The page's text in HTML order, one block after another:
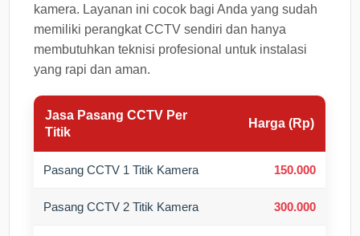
kamera. Layanan ini cocok bagi Anda yang sudah
memiliki perangkat CCTV sendiri dan hanya
membutuhkan teknisi profesional untuk instalasi
yang rapi dan aman.
Jasa Pasang CCTV Per
Titik
Harga (Rp)
Pasang CCTV 1 Titik Kamera 150.000
Pasang CCTV 2 Titik Kamera 300.000